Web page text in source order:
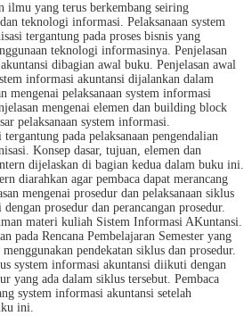
ilmu yang terus berkembang seiring
teknologi informasi. Pelaksanaan system
tergantung pada proses bisnis yang
teknologi informasinya. Penjelasan
dibagian awal buku. Penjelasan awal
informasi akuntansi dijalankan dalam
mengenai pelaksanaan system informasi
mengenai elemen dan building block
pelaksanaan system informasi.
pada pelaksanaan pengendalian
Konsep dasar, tujuan, elemen dan
dijelaskan di bagian kedua dalam buku ini.
diarahkan agar pembaca dapat merancang
mengenai prosedur dan pelaksanaan siklus
prosedur dan perancangan prosedur.
materi kuliah Sistem Informasi AKuntansi.
pada Rencana Pembelajaran Semester yang
pendekatan siklus dan prosedur.
system informasi akuntansi diikuti dengan
yang ada dalam siklus tersebut. Pembaca
system informasi akuntansi setelah
ini.